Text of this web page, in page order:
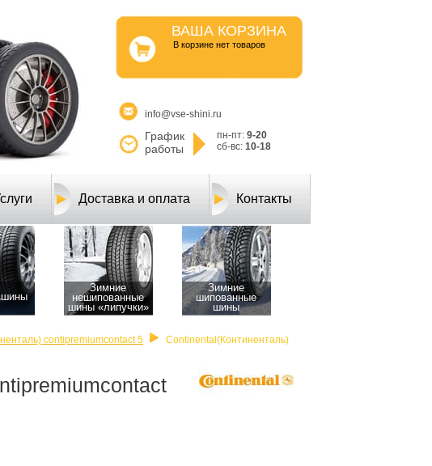
ВАША КОРЗИНА
B корзине нет товаров
info@vse-shini.ru
График
работы
пн-пт: 9-20
сб-вс: 10-18
Доставка и оплата Контакты
шины
Зимние
нешипованные
шины «липучки»
Зимние
шипованные
шины
contipremiumcontact 5
Continental(Континенталь)